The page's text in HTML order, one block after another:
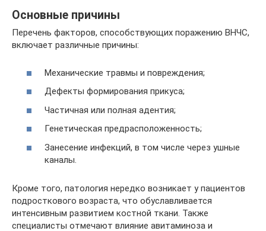
Основные причины
Перечень факторов, способствующих поражению ВНЧС,
включает различные причины:
Механические травмы и повреждения;
Дефекты формирования прикуса;
Частичная или полная адентия;
Генетическая предрасположенность;
Занесение инфекций, в том числе через ушные
каналы.
Кроме того, патология нередко возникает у пациентов
подросткового возраста, что обуславливается
интенсивным развитием костной ткани. Также
специалисты отмечают влияние авитаминоза и